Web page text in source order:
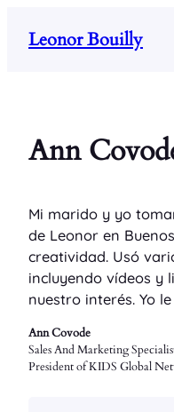
Leonor Bouilly
Ann
Mi marido y yo
de Leonor en
creatividad. Usó
incluyendo vídeos y
nuestro interés. Yo
Ann Covode
Sales And Marketing
President of KIDS Global